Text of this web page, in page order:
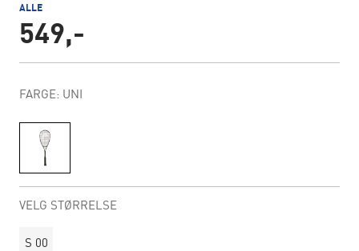
ALLE
549,-
FARGE: UNI
VELG STØRRELSE
S 00